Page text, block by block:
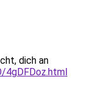
dich an
4gDFDoz.html